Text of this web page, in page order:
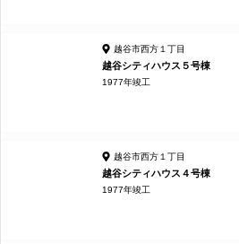
越谷市西方１丁目
越谷シティハウス５号棟
1977年竣工
越谷市西方１丁目
越谷シティハウス４号棟
1977年竣工